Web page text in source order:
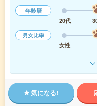
年齢層
20代
男女比率
女性
気になる!